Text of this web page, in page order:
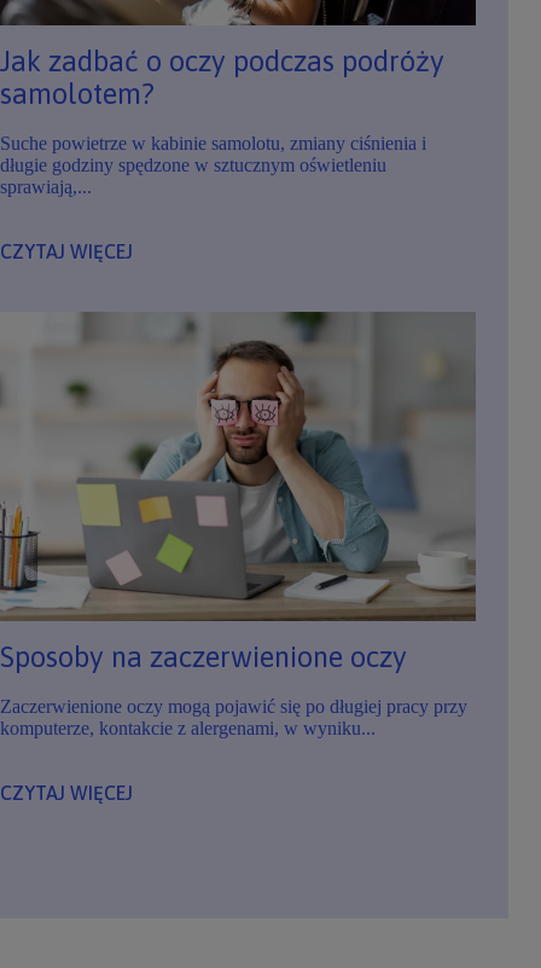
Jak zadbać o oczy podczas podróży
samolotem?
Suche powietrze w kabinie samolotu, zmiany ciśnienia i
długie godziny spędzone w sztucznym oświetleniu
sprawiają,...
CZYTAJ WIĘCEJ
Sposoby na zaczerwienione oczy
Zaczerwienione oczy mogą pojawić się po długiej pracy przy
komputerze, kontakcie z alergenami, w wyniku...
CZYTAJ WIĘCEJ